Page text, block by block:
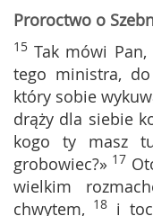
Proroctwo o
15 Tak mówi
tego ministra, do
który sobie
drąży dla siebie
kogo ty masz
grobowiec?» 17
wielkim
chwytem, 18 i